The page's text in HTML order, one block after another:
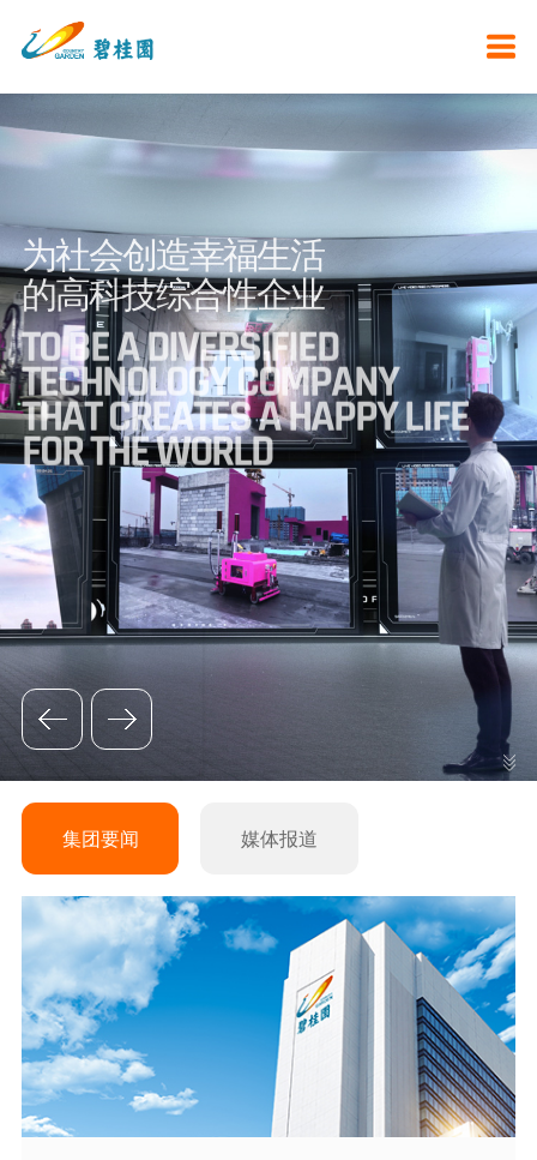
为社会创造幸福生活
的高科技综合性企业
TO BE A DIVERSIFIED
TECHNOLOGY COMPANY
THAT CREATES A HAPPY LIFE
FOR THE WORLD
集团要闻 媒体报道